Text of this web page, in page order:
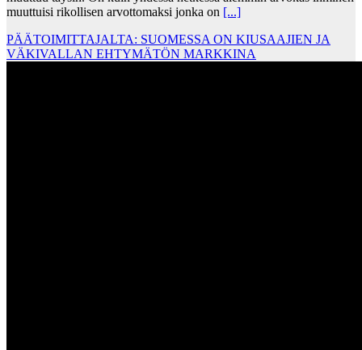
muuttuisi rikollisen arvottomaksi jonka on [...]
PÄÄTOIMITTAJALTA: SUOMESSA ON KIUSAAJIEN JA
VÄKIVALLAN EHTYMÄTÖN MARKKINA